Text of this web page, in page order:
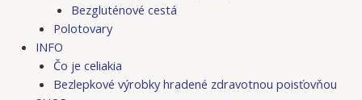
Bezgluténové cestá
Polotovary
INFO
Čo je celiakia
Bezlepkové výrobky hradené zdravotnou poisťovňou